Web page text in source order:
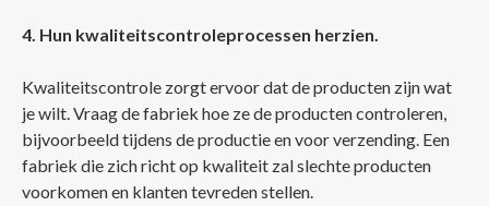
4. Hun kwaliteitscontroleprocessen herzien.
Kwaliteitscontrole zorgt ervoor dat de producten zijn wat
je wilt. Vraag de fabriek hoe ze de producten controleren,
bijvoorbeeld tijdens de productie en voor verzending. Een
fabriek die zich richt op kwaliteit zal slechte producten
voorkomen en klanten tevreden stellen.